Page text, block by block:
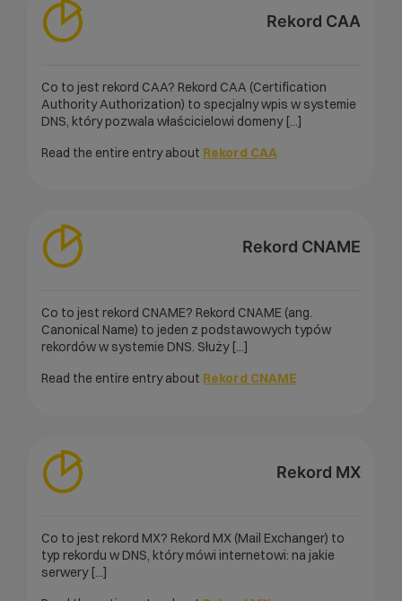
Rekord CAA
Co to jest rekord CAA? Rekord CAA (Certification
Authority Authorization) to specjalny wpis w systemie
DNS, który pozwala właścicielowi domeny [...]
Read the entire entry about Rekord CAA
Rekord CNAME
Co to jest rekord CNAME? Rekord CNAME (ang.
Canonical Name) to jeden z podstawowych typów
rekordów w systemie DNS. Służy [...]
Read the entire entry about Rekord CNAME
Rekord MX
Co to jest rekord MX? Rekord MX (Mail Exchanger) to
typ rekordu w DNS, który mówi internetowi: na jakie
serwery [...]